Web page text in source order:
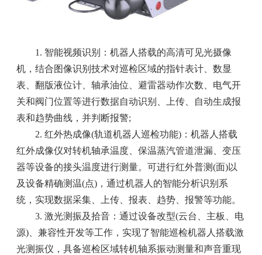
1. 智能视频识别：机器人搭载的高清可见光摄像
机，结合图像识别技术对巡检区域的指针表计、数显
表、翻版液位计、轴承油位、避雷器动作次数、电气开
关和阀门位置等进行数据自动识别、上传、自动生成报
表和趋势曲线，并判断报警;
2. 红外热成像(轨道机器人巡检功能)：机器人搭载
红外成像仪对转机轴承温度、保温蒸汽管道泄漏、变压
器等设备的接头温度进行测量。可进行红外普测(面)以
及设备精确测温(点)，通过机器人的智能分析识别系
统，实现数据采集、上传、报表、趋势、报警等功能。
3. 激光测振及拾音：通过设备改型(云台、主板、电
源)、兼容性开发等工作，实现了智能巡检机器人搭载激
光测振仪，具备巡检区域转机轴系振动测量和声音重现